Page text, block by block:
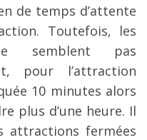
de temps d’attente
Toutefois, les
semblent pas
pour l’attraction
10 minutes alors
plus d’une heure. Il
attractions fermées